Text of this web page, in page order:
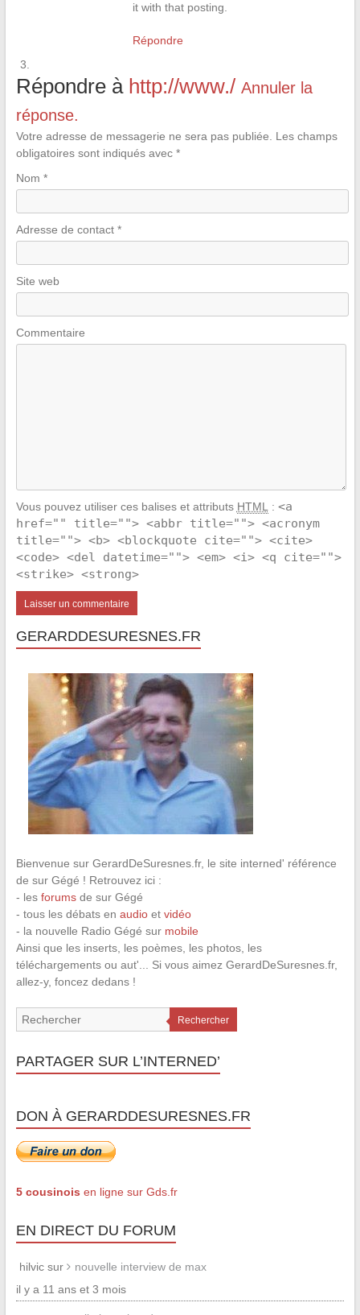
it with that posting.
Répondre
Répondre à http://www./ Annuler la
réponse.
Votre adresse de messagerie ne sera pas publiée.
Les champs
obligatoires sont indiqués avec *
Nom *
Adresse de contact *
Site web
Commentaire
Vous pouvez utiliser ces balises et attributs HTML : <a
href="" title=""> <abbr title=""> <acronym
title=""> <b> <blockquote cite=""> <cite>
<code> <del datetime=""> <em> <i> <q cite="">
<strike> <strong>
GERARDDESURESNES.FR
Bienvenue sur GerardDeSuresnes.fr, le site interned' référence
de sur Gégé ! Retrouvez ici :
- les forumsde sur Gégé
- tous les débats en audioet vidéo
- la nouvelle Radio Gégé sur mobile
Ainsi que les inserts, les poèmes, les photos, les
téléchargements ou aut'... Si vous aimez GerardDeSuresnes.fr,
allez-y, foncez dedans !
Rechercher
PARTAGER SUR L’INTERNED’
DON À GERARDDESURESNES.FR
5 cousinois en ligne sur Gds.fr
EN DIRECT DU FORUM
hilvic sur
nouvelle interview de max
il y a 11 ans et 3 mois